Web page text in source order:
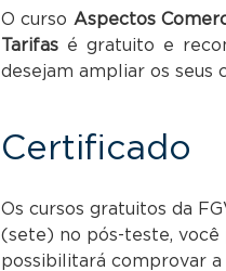
O curso Aspectos
Tarifas é gratuito e
desejam ampliar os seus
Certificado
Os cursos gratuitos da
(sete) no pós-teste, você
possibilitará comprovar a